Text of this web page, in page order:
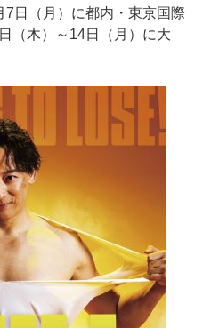
7日（月）に都内・東京国際
（木）～14日（月）に大